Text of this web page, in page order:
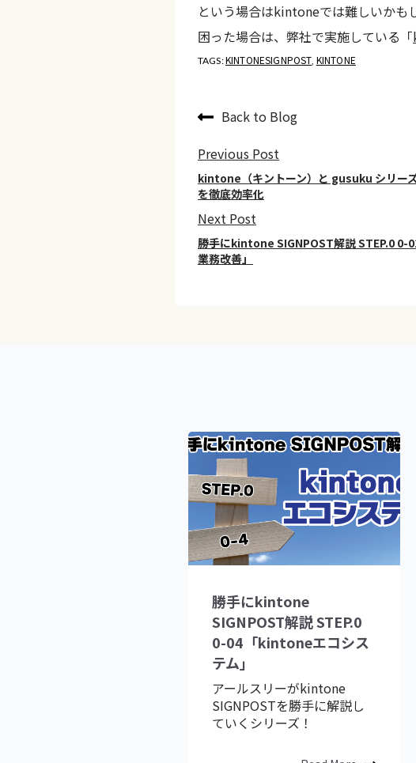
という場合はkintoneでは難しいかも
困った場合は、弊社で実施している「
TAGS:KINTONESIGNPOST KINTONE
Back to Blog
Previous Post
kintone（キントーン）と gusuku シリー
を徹底効率化
Next Post
勝手にkintone SIGNPOST解説 STEP.0 0-
業務改善」
勝手にkintone
SIGNPOST解説 STEP.0
0-04「kintoneエコシス
テム」
アールスリーがkintone
SIGNPOSTを勝手に解説し
ていくシリーズ！